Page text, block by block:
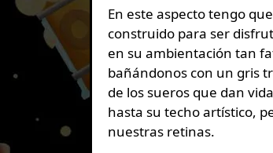
En este aspecto tengo
construido para ser
en su ambientación tan
bañándonos con un gris
de los sueros que dan
hasta su techo artístico,
nuestras retinas.